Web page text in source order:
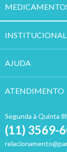
INSTITUCIONAL
AJUDA
ATENDIMENTO
Segunda à Quinta
(11) 3569-